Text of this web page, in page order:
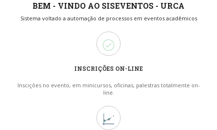
BEM - VINDO AO SISEVENTOS - URCA
Sistema voltado a automação de processos em eventos acadêmicos
INSCRIÇÕES ON-LINE
Inscições no evento, em minicursos, oficinas, palestras totalmente on-
line.